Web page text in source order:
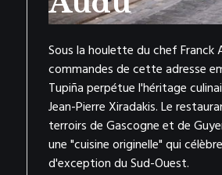
Sous la houlette du chef Franck
commandes de cette adresse
Tupiña perpétue l'héritage
Jean-Pierre Xiradakis. Le
terroirs de Gascogne et de
une "cuisine originelle" qui
d'exception du Sud-Ouest.